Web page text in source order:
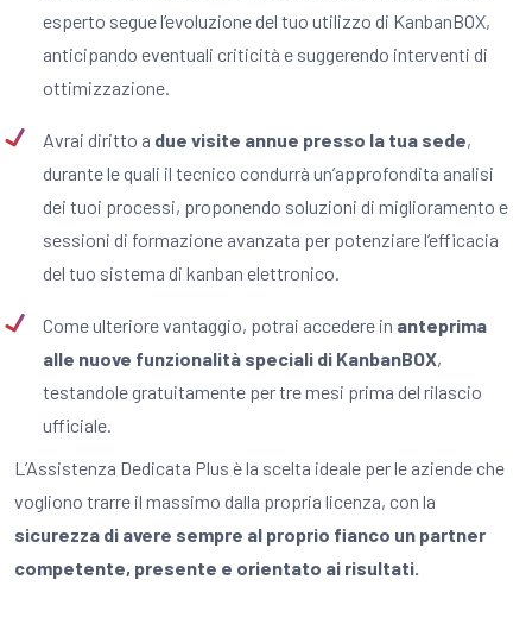
esperto segue l’evoluzione del tuo utilizzo di KanbanBOX,
anticipando eventuali criticità e suggerendo interventi di
ottimizzazione.
Avrai diritto a due visite annue presso la tua sede,
durante le quali il tecnico condurrà un’approfondita analisi
dei tuoi processi, proponendo soluzioni di miglioramento e
sessioni di formazione avanzata per potenziare l’efficacia
del tuo sistema di kanban elettronico.
Come ulteriore vantaggio, potrai accedere in anteprima
alle nuove funzionalità speciali di KanbanBOX,
testandole gratuitamente per tre mesi prima del rilascio
ufficiale.
L’Assistenza Dedicata Plus è la scelta ideale per le aziende che
vogliono trarre il massimo dalla propria licenza, con la
sicurezza di avere sempre al proprio fianco un partner
competente, presente e orientato ai risultati.